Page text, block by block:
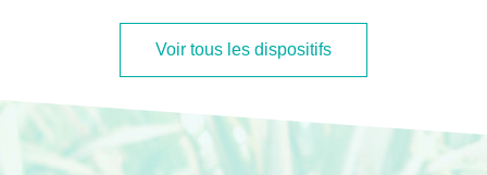
Voir tous les dispositifs